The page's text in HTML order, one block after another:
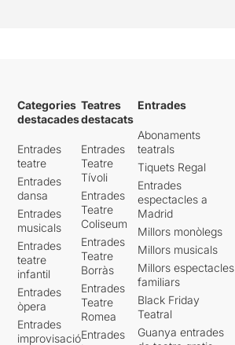
Categories
destacades
Entrades
teatre
Entrades
dansa
Entrades
musicals
Entrades
teatre
infantil
Entrades
òpera
Entrades
improvisació
Teatres
destacats
Entrades
Teatre
Tívoli
Entrades
Teatre
Coliseum
Entrades
Teatre
Borràs
Entrades
Teatre
Romea
Entrades
Entrades
Abonaments
teatrals
Tiquets Regal
Entrades
espectacles a
Madrid
Millors monòlegs
Millors musicals
Millors espectacles
familiars
Black Friday
Teatral
Guanya entrades